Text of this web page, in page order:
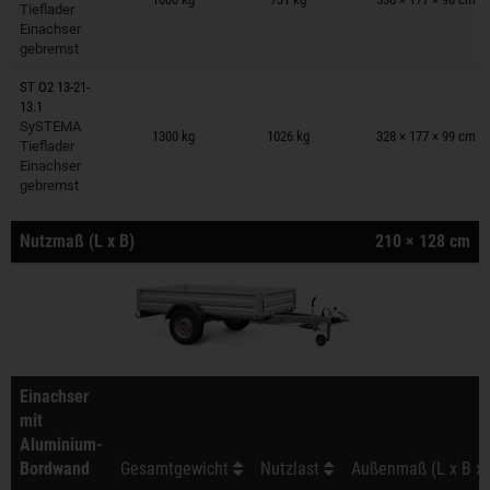
Tieflader
Einachser
gebremst
ST O2 13-21-
13.1
SySTEMA
Tieflader
Einachser
gebremst
1300 kg 1026 kg 328 × 177 × 99 cm
Anhänger auf Merkzettel
Nutzmaß (L x B) 210 × 128 cm
Einachser
mit
Aluminium-
Bordwand
Gesamtgewicht Nutzlast Außenmaß (L x B x